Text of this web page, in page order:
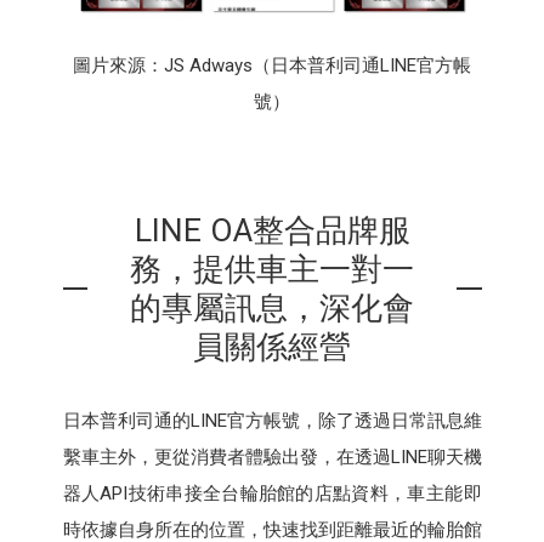
圖片來源：JS Adways（日本普利司通LINE官方帳
號）
LINE OA整合品牌服
務，提供車主一對一
的專屬訊息，深化會
員關係經營
日本普利司通的LINE官方帳號，除了透過日常訊息維
繫車主外，更從消費者體驗出發，在透過LINE聊天機
器人API技術串接全台輪胎館的店點資料，車主能即
時依據自身所在的位置，快速找到距離最近的輪胎館